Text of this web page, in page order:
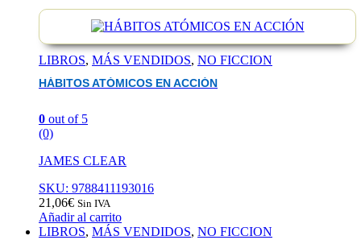
LIBROS, MÁS VENDIDOS, NO FICCION
HÁBITOS ATÓMICOS EN ACCIÓN
0 out of 5
(0)
JAMES CLEAR
SKU: 9788411193016
21,06€ Sin IVA
Añadir al carrito
LIBROS, MÁS VENDIDOS, NO FICCION